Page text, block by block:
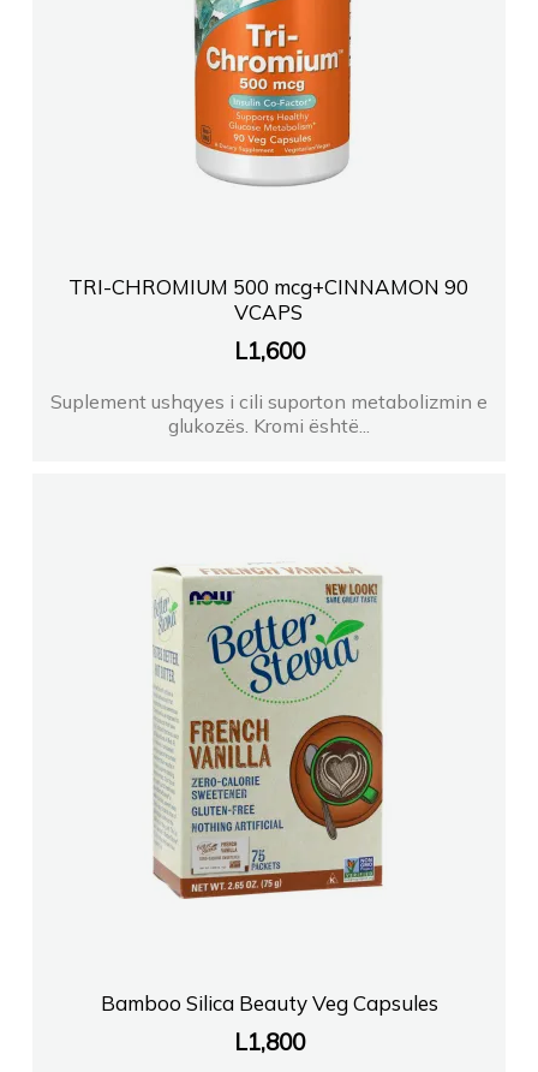
TRI-CHROMIUM 500 mcg+CINNAMON 90
VCAPS
L1,600
Suplement ushqyes i cili suporton metabolizmin e
glukozës. Kromi është...
Bamboo Silica Beauty Veg Capsules
L1,800